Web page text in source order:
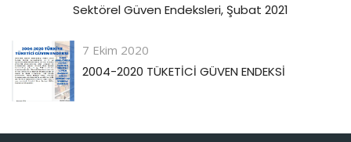
Sektörel Güven Endeksleri, Şubat 2021
7 Ekim 2020
2004-2020 TÜKETİCİ GÜVEN ENDEKSİ